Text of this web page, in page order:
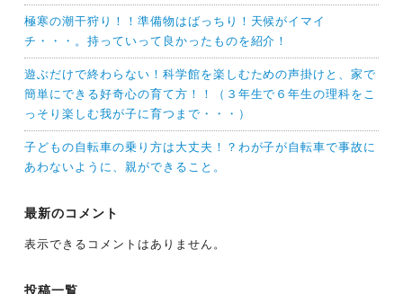
極寒の潮干狩り！！準備物はばっちり！天候がイマイ
チ・・・。持っていって良かったものを紹介！
遊ぶだけで終わらない！科学館を楽しむための声掛けと、家で
簡単にできる好奇心の育て方！！（３年生で６年生の理科をこ
っそり楽しむ我が子に育つまで・・・）
子どもの自転車の乗り方は大丈夫！？わが子が自転車で事故に
あわないように、親ができること。
最新のコメント
表示できるコメントはありません。
投稿一覧